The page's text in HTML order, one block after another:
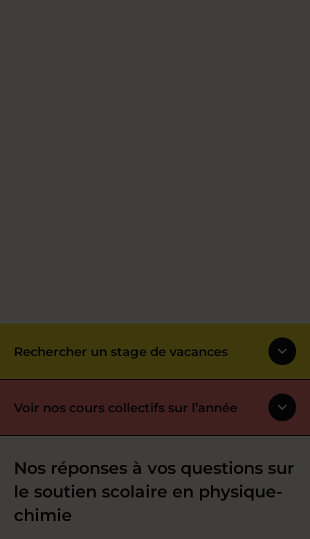
Rechercher un stage de vacances
Voir nos cours collectifs sur l’année
Nos réponses à vos questions sur
le soutien scolaire en physique-
chimie